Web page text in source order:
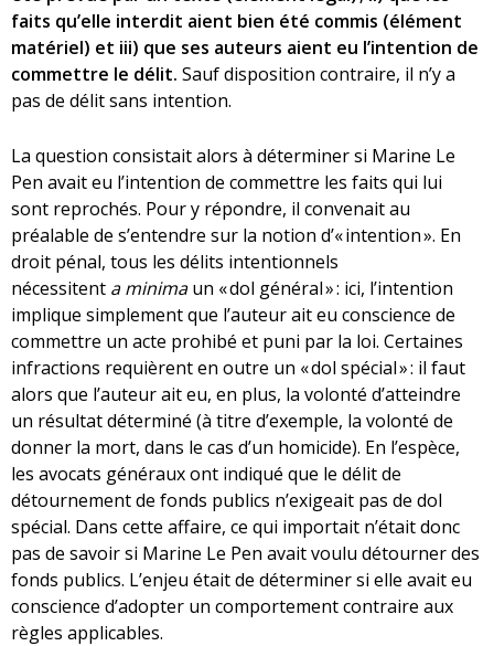
faits qu’elle interdit aient bien été commis (élément
matériel) et iii) que ses auteurs aient eu l’intention de
commettre le délit. Sauf disposition contraire, il n’y a
pas de délit sans intention.
La question consistait alors à déterminer si Marine Le
Pen avait eu l’intention de commettre les faits qui lui
sont reprochés. Pour y répondre, il convenait au
préalable de s’entendre sur la notion d’« intention ». En
droit pénal, tous les délits intentionnels
nécessitent a minimaun « dol général » : ici, l’intention
implique simplement que l’auteur ait eu conscience de
commettre un acte prohibé et puni par la loi. Certaines
infractions requièrent en outre un « dol spécial » : il faut
alors que l’auteur ait eu, en plus, la volonté d’atteindre
un résultat déterminé (à titre d’exemple, la volonté de
donner la mort, dans le cas d’un homicide). En l’espèce,
les avocats généraux ont indiqué que le délit de
détournement de fonds publics n’exigeait pas de dol
spécial. Dans cette affaire, ce qui importait n’était donc
pas de savoir si Marine Le Pen avait voulu détourner des
fonds publics. L’enjeu était de déterminer si elle avait eu
conscience d’adopter un comportement contraire aux
règles applicables.